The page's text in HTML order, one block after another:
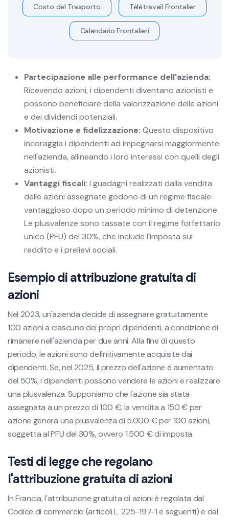
Costo del Trasporto Télétravail Frontalier
Calendario Frontalieri
Partecipazione alle performance dell'azienda:
Ricevendo azioni, i dipendenti diventano azionisti e
possono beneficiare della valorizzazione delle azioni
e dei dividendi potenziali.
Motivazione e fidelizzazione: Questo dispositivo
incoraggia i dipendenti ad impegnarsi maggiormente
nell'azienda, allineando i loro interessi con quelli degli
azionisti.
Vantaggi fiscali: I guadagni realizzati dalla vendita
delle azioni assegnate godono di un regime fiscale
vantaggioso dopo un periodo minimo di detenzione.
Le plusvalenze sono tassate con il regime forfettario
unico (PFU) del 30%, che include l'imposta sul
reddito e i prelievi sociali.
Esempio di attribuzione gratuita di
azioni
Nel 2023, un'azienda decide di assegnare gratuitamente
100 azioni a ciascuno dei propri dipendenti, a condizione di
rimanere nell'azienda per due anni. Alla fine di questo
periodo, le azioni sono definitivamente acquisite dai
dipendenti. Se, nel 2025, il prezzo dell'azione è aumentato
del 50%, i dipendenti possono vendere le azioni e realizzare
una plusvalenza. Supponiamo che l'azione sia stata
assegnata a un prezzo di 100 €, la vendita a 150 € per
azione genera una plusvalenza di 5.000 € per 100 azioni,
soggetta al PFU del 30%, ovvero 1.500 € di imposta.
Testi di legge che regolano
l'attribuzione gratuita di azioni
In Francia, l'attribuzione gratuita di azioni è regolata dal
Codice di commercio (articoli L. 225-197-1 e seguenti) e dal